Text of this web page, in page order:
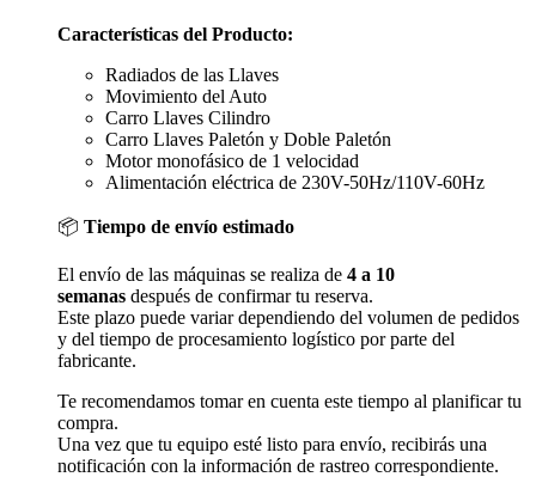
Características del Producto:
Radiados de las Llaves
Movimiento del Auto
Carro Llaves Cilindro
Carro Llaves Paletón y Doble Paletón
Motor monofásico de 1 velocidad
Alimentación eléctrica de 230V-50Hz/110V-60Hz
📦 Tiempo de envío estimado
El envío de las máquinas se realiza de 4 a 10
semanas después de confirmar tu reserva.
Este plazo puede variar dependiendo del volumen de pedidos
y del tiempo de procesamiento logístico por parte del
fabricante.
Te recomendamos tomar en cuenta este tiempo al planificar tu
compra.
Una vez que tu equipo esté listo para envío, recibirás una
notificación con la información de rastreo correspondiente.